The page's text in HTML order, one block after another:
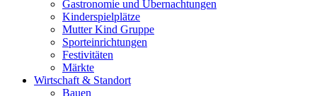
Gastronomie und Übernachtungen
Kinderspielplätze
Mutter Kind Gruppe
Sporteinrichtungen
Festivitäten
Märkte
Wirtschaft & Standort
Bauen